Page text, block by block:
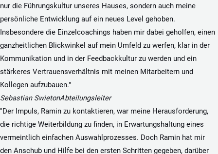
nur die Führungskultur unseres Hauses, sondern auch meine
persönliche Entwicklung auf ein neues Level gehoben.
Insbesondere die Einzelcoachings haben mir dabei geholfen, einen
ganzheitlichen Blickwinkel auf mein Umfeld zu werfen, klar in der
Kommunikation und in der Feedbackkultur zu werden und ein
stärkeres Vertrauensverhältnis mit meinen Mitarbeitern und
Kollegen aufzubauen."
Sebastian SwietonAbteilungsleiter
"Der Impuls, Ramin zu kontaktieren, war meine Herausforderung,
die richtige Weiterbildung zu finden, in Erwartungshaltung eines
vermeintlich einfachen Auswahlprozesses. Doch Ramin hat mir
den Anschub und Hilfe bei den ersten Schritten gegeben, darüber